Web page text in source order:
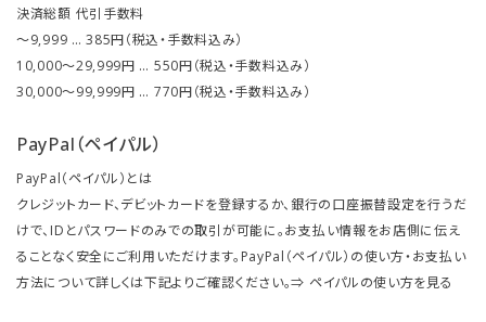
決済総額 代引手数料
～9,999 … 385円（税込・手数料込み）
10,000～29,999円 … 550円（税込・手数料込み）
30,000～99,999円 … 770円（税込・手数料込み）
PayPal（ペイパル）
PayPal（ペイパル）とは
クレジットカード、デビットカードを登録するか、銀行の口座振替設定を行うだ
けで、IDとパスワードのみでの取引が可能に。お支払い情報をお店側に伝え
ることなく安全にご利用いただけます。PayPal（ペイパル）の使い方・お支払い
方法について詳しくは下記よりご確認ください。⇒ ペイパルの使い方を見る